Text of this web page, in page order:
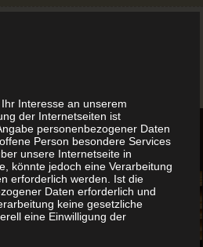
Interesse an unserem
der Internetseiten ist
personenbezogener Daten
Person besondere Services
unsere Internetseite in
könnte jedoch eine Verarbeitung
erforderlich werden. Ist die
Daten erforderlich und
keine gesetzliche
eine Einwilligung der